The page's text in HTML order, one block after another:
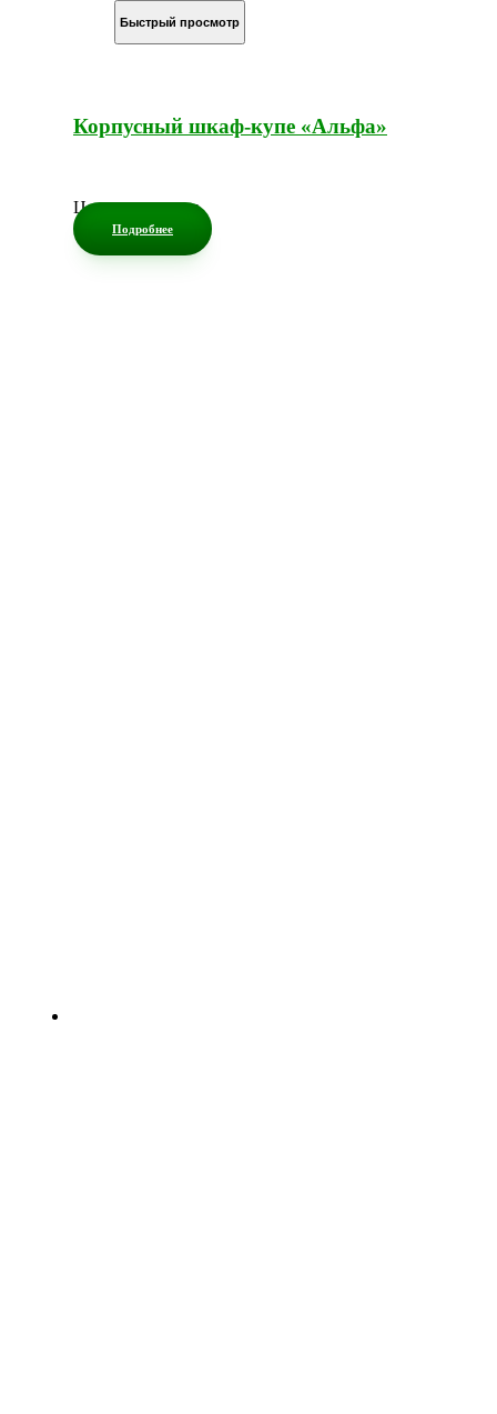
Быстрый просмотр
Корпусный шкаф-купе «Альфа»
Цена по запросу
Подробнее